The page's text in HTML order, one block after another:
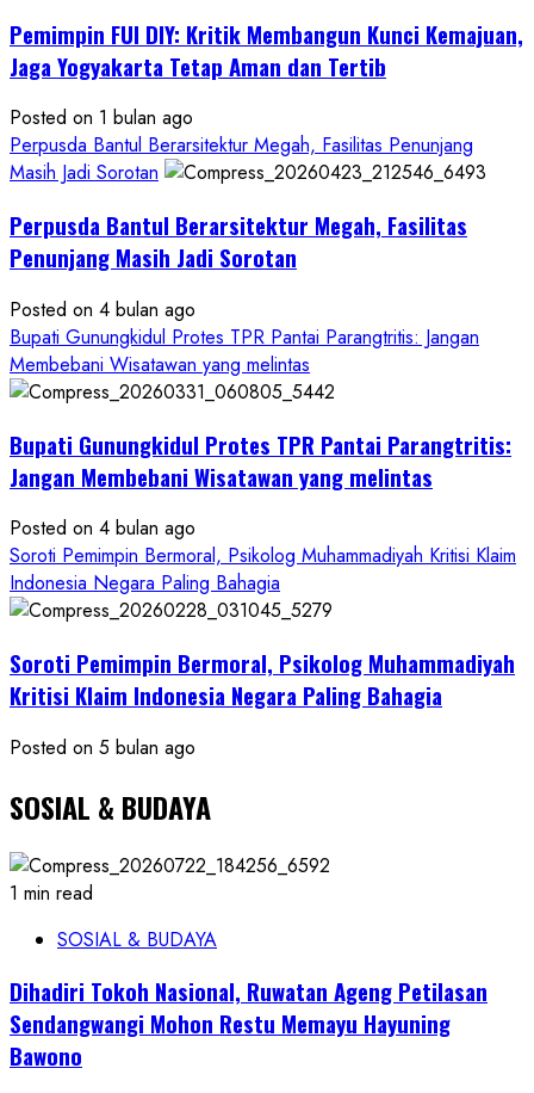
KDMP
Rp1,6
Diduga
Hanya
Separuhnya
Cair
ke
Ketum
PWRI
RI
Minta
Resmi
Pemimpin FUI DIY: Kritik Membangun Kunci Kemajuan,
Jaga Yogyakarta Tetap Aman dan Tertib
Posted on 1 bulan ago
Perpusda Bantul Berarsitektur Megah, Fasilitas Penunjang
Masih Jadi Sorotan
Perpusda Bantul Berarsitektur Megah, Fasilitas
Penunjang Masih Jadi Sorotan
Posted on 4 bulan ago
Bupati Gunungkidul Protes TPR Pantai Parangtritis: Jangan
Membebani Wisatawan yang melintas
Bupati Gunungkidul Protes TPR Pantai Parangtritis:
Jangan Membebani Wisatawan yang melintas
Posted on 4 bulan ago
Soroti Pemimpin Bermoral, Psikolog Muhammadiyah Kritisi Klaim
Indonesia Negara Paling Bahagia
Soroti Pemimpin Bermoral, Psikolog Muhammadiyah
Kritisi Klaim Indonesia Negara Paling Bahagia
Posted on 5 bulan ago
SOSIAL & BUDAYA
1 min read
SOSIAL & BUDAYA
Dihadiri Tokoh Nasional, Ruwatan Ageng Petilasan
Sendangwangi Mohon Restu Memayu Hayuning
Bawono